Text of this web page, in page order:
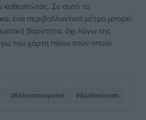
καθεστώτος. Σε αυτό το
ένα περιβαλλοντικό μέτρο μπορεί
βαρύτητα, όχι λόγω της
του χάρτη πάνω στον οποίο
#Ελληνοτουρκικά #Δωδεκάνησα